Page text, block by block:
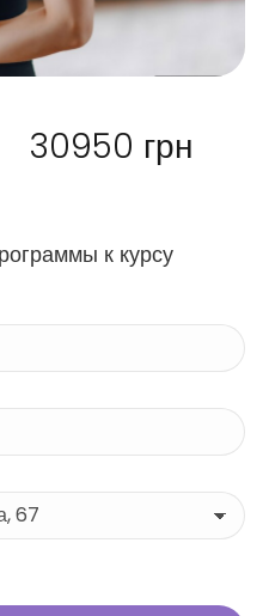
30950 грн
к курсу